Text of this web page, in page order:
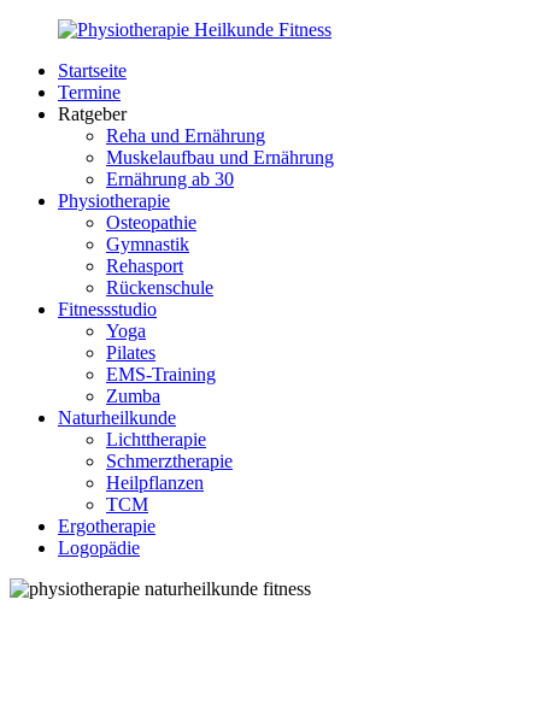
Zurück
Inhalt
PhysioMed-
Fit.de
Gesundheit
Startseite
Termine
Ratgeber
Reha und Ernährung
Muskelaufbau und Ernährung
Ernährung ab 30
Physiotherapie
Osteopathie
Gymnastik
Rehasport
Rückenschule
Fitnessstudio
Yoga
Pilates
EMS-Training
Zumba
Naturheilkunde
Lichttherapie
Schmerztherapie
Heilpflanzen
TCM
Ergotherapie
Logopädie